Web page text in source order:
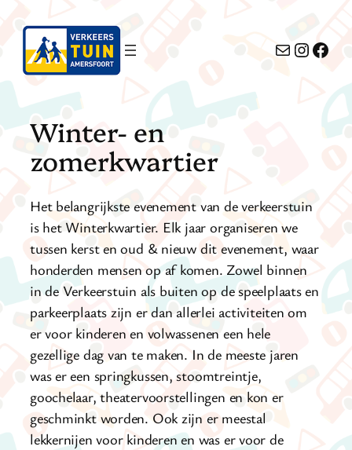
naar
inhoud
E-mail
Winter- en
zomerkwartier
Het belangrijkste evenement van de verkeerstuin
is het Winterkwartier. Elk jaar organiseren we
tussen kerst en oud & nieuw dit evenement, waar
honderden mensen op af komen. Zowel binnen
in de Verkeerstuin als buiten op de speelplaats en
parkeerplaats zijn er dan allerlei activiteiten om
er voor kinderen en volwassenen een hele
gezellige dag van te maken. In de meeste jaren
was er een springkussen, stoomtreintje,
goochelaar, theatervoorstellingen en kon er
geschminkt worden. Ook zijn er meestal
lekkernijen voor kinderen en was er voor de